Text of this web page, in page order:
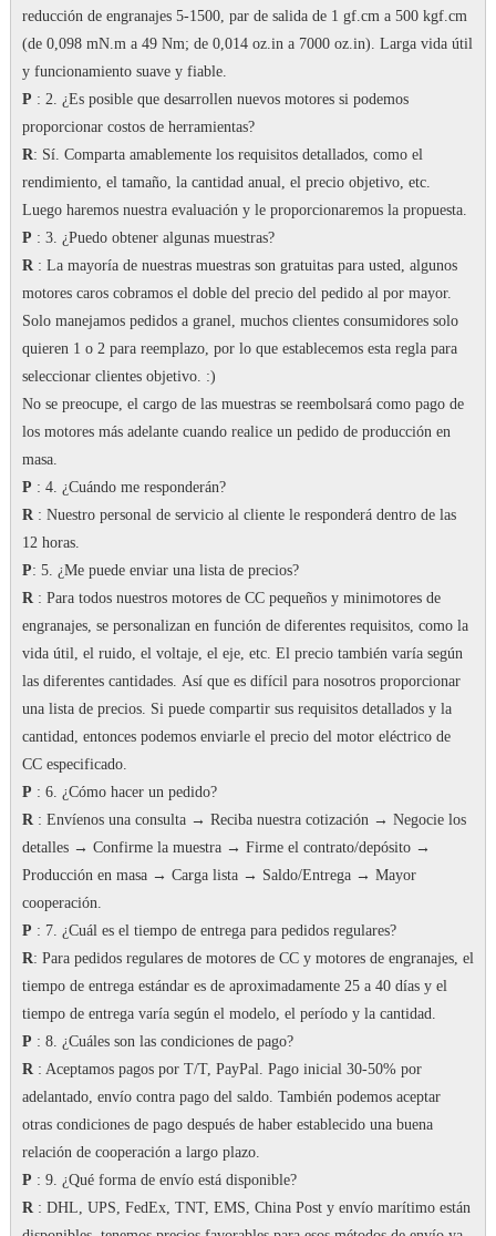
reducción de engranajes 5-1500, par de salida de 1 gf.cm a 500 kgf.cm
(de 0,098 mN.m a 49 Nm; de 0,014 oz.in a 7000 oz.in). Larga vida útil
y funcionamiento suave y fiable.
P : 2. ¿Es posible que desarrollen nuevos motores si podemos
proporcionar costos de herramientas?
R: Sí. Comparta amablemente los requisitos detallados, como el
rendimiento, el tamaño, la cantidad anual, el precio objetivo, etc.
Luego haremos nuestra evaluación y le proporcionaremos la propuesta.
P : 3. ¿Puedo obtener algunas muestras?
R: La mayoría de nuestras muestras son gratuitas para usted, algunos
motores caros cobramos el doble del precio del pedido al por mayor.
Solo manejamos pedidos a granel, muchos clientes consumidores solo
quieren 1 o 2 para reemplazo, por lo que establecemos esta regla para
seleccionar clientes objetivo. :)
No se preocupe, el cargo de las muestras se reembolsará como pago de
los motores más adelante cuando realice un pedido de producción en
masa.
P : 4. ¿Cuándo me responderán?
R: Nuestro personal de servicio al cliente le responderá dentro de las
12 horas.
P: 5. ¿Me puede enviar una lista de precios?
R: Para todos nuestros motores de CC pequeños y minimotores de
engranajes, se personalizan en función de diferentes requisitos, como la
vida útil, el ruido, el voltaje, el eje, etc. El precio también varía según
las diferentes cantidades. Así que es difícil para nosotros proporcionar
una lista de precios. Si puede compartir sus requisitos detallados y la
cantidad, entonces podemos enviarle el precio del motor eléctrico de
CC especificado.
P : 6. ¿Cómo hacer un pedido?
R: Envíenos una consulta → Reciba nuestra cotización → Negocie los
detalles → Confirme la muestra → Firme el contrato/depósito →
Producción en masa → Carga lista → Saldo/Entrega → Mayor
cooperación.
P : 7. ¿Cuál es el tiempo de entrega para pedidos regulares?
R: Para pedidos regulares de motores de CC y motores de engranajes, el
tiempo de entrega estándar es de aproximadamente 25 a 40 días y el
tiempo de entrega varía según el modelo, el período y la cantidad.
P : 8. ¿Cuáles son las condiciones de pago?
R: Aceptamos pagos por T/T, PayPal. Pago inicial 30-50% por
adelantado, envío contra pago del saldo. También podemos aceptar
otras condiciones de pago después de haber establecido una buena
relación de cooperación a largo plazo.
P : 9. ¿Qué forma de envío está disponible?
R: DHL, UPS, FedEx, TNT, EMS, China Post y envío marítimo están